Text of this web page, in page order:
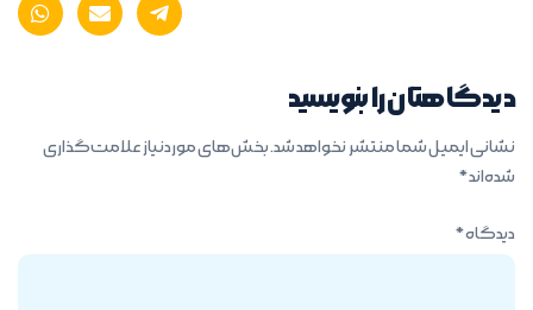
دیدگاهتان را بنویسید
نشانی ایمیل شما منتشر نخواهد شد.بخش‌های موردنیاز علامت‌گذاری
شده‌اند*
دیدگاه*